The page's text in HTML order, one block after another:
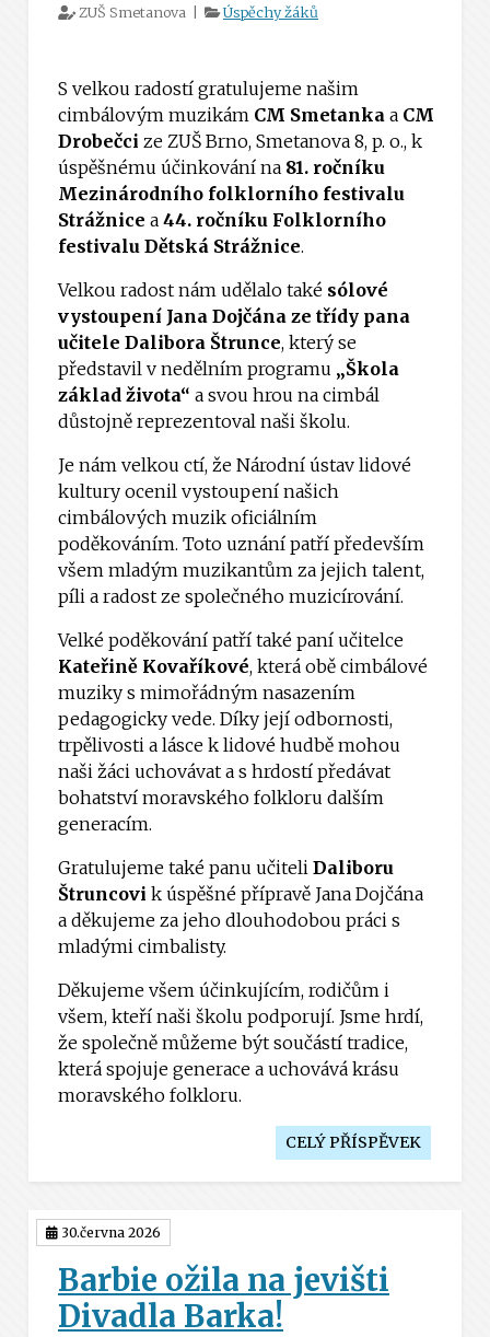
ZUŠ Smetanova | Úspěchy žáků
S velkou radostí gratulujeme našim
cimbálovým muzikám CM Smetanka a CM
Drobečci ze ZUŠ Brno, Smetanova 8, p. o., k
úspěšnému účinkování na 81. ročníku
Mezinárodního folklorního festivalu
Strážnice a 44. ročníku Folklorního
festivalu Dětská Strážnice.
Velkou radost nám udělalo také sólové
vystoupení Jana Dojčána ze třídy pana
učitele Dalibora Štrunce, který se
představil v nedělním programu „Škola
základ života“ a svou hrou na cimbál
důstojně reprezentoval naši školu.
Je nám velkou ctí, že Národní ústav lidové
kultury ocenil vystoupení našich
cimbálových muzik oficiálním
poděkováním. Toto uznání patří především
všem mladým muzikantům za jejich talent,
píli a radost ze společného muzicírování.
Velké poděkování patří také paní učitelce
Kateřině Kovaříkové, která obě cimbálové
muziky s mimořádným nasazením
pedagogicky vede. Díky její odbornosti,
trpělivosti a lásce k lidové hudbě mohou
naši žáci uchovávat a s hrdostí předávat
bohatství moravského folkloru dalším
generacím.
Gratulujeme také panu učiteli Daliboru
Štruncovi k úspěšné přípravě Jana Dojčána
a děkujeme za jeho dlouhodobou práci s
mladými cimbalisty.
Děkujeme všem účinkujícím, rodičům i
všem, kteří naši školu podporují. Jsme hrdí,
že společně můžeme být součástí tradice,
která spojuje generace a uchovává krásu
moravského folkloru.
CELÝ PŘÍSPĚVEK
30.června 2026
Barbie ožila na jevišti
Divadla Barka!